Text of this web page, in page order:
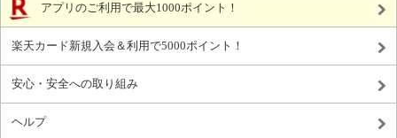
アプリのご利用で最大1000ポイント！
楽天カード新規入会＆利用で5000ポイント！
安心・安全への取り組み
ヘルプ